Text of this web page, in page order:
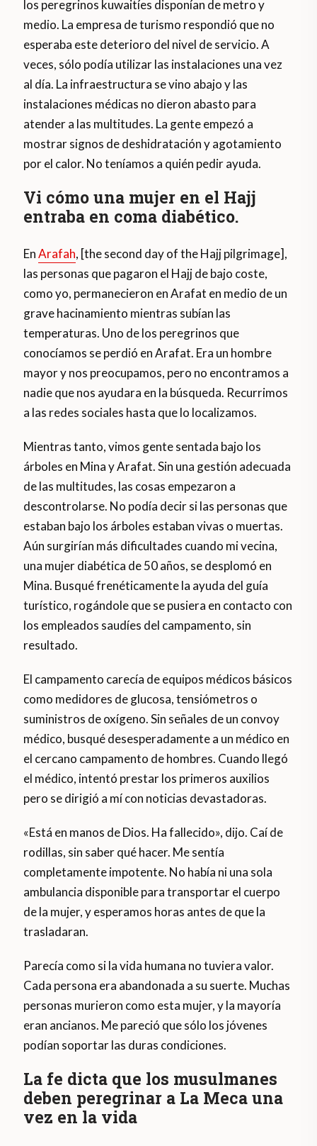
los peregrinos kuwaitíes disponían de metro y
medio. La empresa de turismo respondió que no
esperaba este deterioro del nivel de servicio. A
veces, sólo podía utilizar las instalaciones una vez
al día. La infraestructura se vino abajo y las
instalaciones médicas no dieron abasto para
atender a las multitudes. La gente empezó a
mostrar signos de deshidratación y agotamiento
por el calor. No teníamos a quién pedir ayuda.
Vi cómo una mujer en el Hajj
entraba en coma diabético.
EnArafah, [the second day of the Hajj pilgrimage],
las personas que pagaron el Hajj de bajo coste,
como yo, permanecieron en Arafat en medio de un
grave hacinamiento mientras subían las
temperaturas. Uno de los peregrinos que
conocíamos se perdió en Arafat. Era un hombre
mayor y nos preocupamos, pero no encontramos a
nadie que nos ayudara en la búsqueda. Recurrimos
a las redes sociales hasta que lo localizamos.
Mientras tanto, vimos gente sentada bajo los
árboles en Mina y Arafat. Sin una gestión adecuada
de las multitudes, las cosas empezaron a
descontrolarse. No podía decir si las personas que
estaban bajo los árboles estaban vivas o muertas.
Aún surgirían más dificultades cuando mi vecina,
una mujer diabética de 50 años, se desplomó en
Mina. Busqué frenéticamente la ayuda del guía
turístico, rogándole que se pusiera en contacto con
los empleados saudíes del campamento, sin
resultado.
El campamento carecía de equipos médicos básicos
como medidores de glucosa, tensiómetros o
suministros de oxígeno. Sin señales de un convoy
médico, busqué desesperadamente a un médico en
el cercano campamento de hombres. Cuando llegó
el médico, intentó prestar los primeros auxilios
pero se dirigió a mí con noticias devastadoras.
«Está en manos de Dios. Ha fallecido», dijo. Caí de
rodillas, sin saber qué hacer. Me sentía
completamente impotente. No había ni una sola
ambulancia disponible para transportar el cuerpo
de la mujer, y esperamos horas antes de que la
trasladaran.
Parecía como si la vida humana no tuviera valor.
Cada persona era abandonada a su suerte. Muchas
personas murieron como esta mujer, y la mayoría
eran ancianos. Me pareció que sólo los jóvenes
podían soportar las duras condiciones.
La fe dicta que los musulmanes
deben peregrinar a La Meca una
vez en la vida